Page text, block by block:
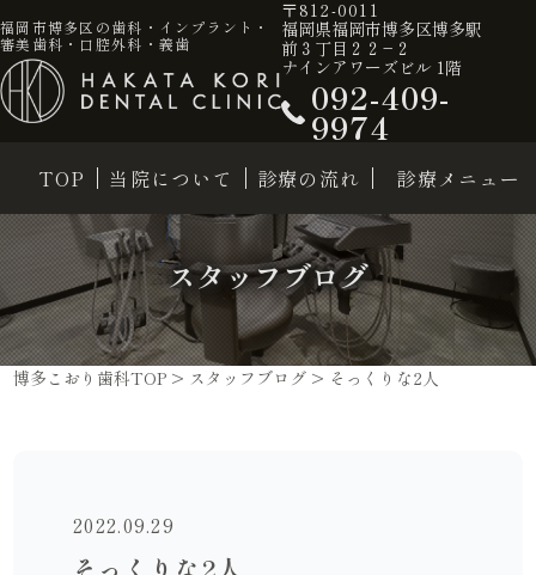
福岡市博多区の歯科・インプラント・
審美歯科・口腔外科・義歯
〒812-0011
福岡県福岡市博多区博多駅
前３丁目２２−２
ナインアワーズビル 1階
092-409-
9974
TOP 当院について 診療の流れ 診療メニュー
スタッフブログ
博多こおり歯科TOP > スタッフブログ > そっくりな2人
2022.09.29